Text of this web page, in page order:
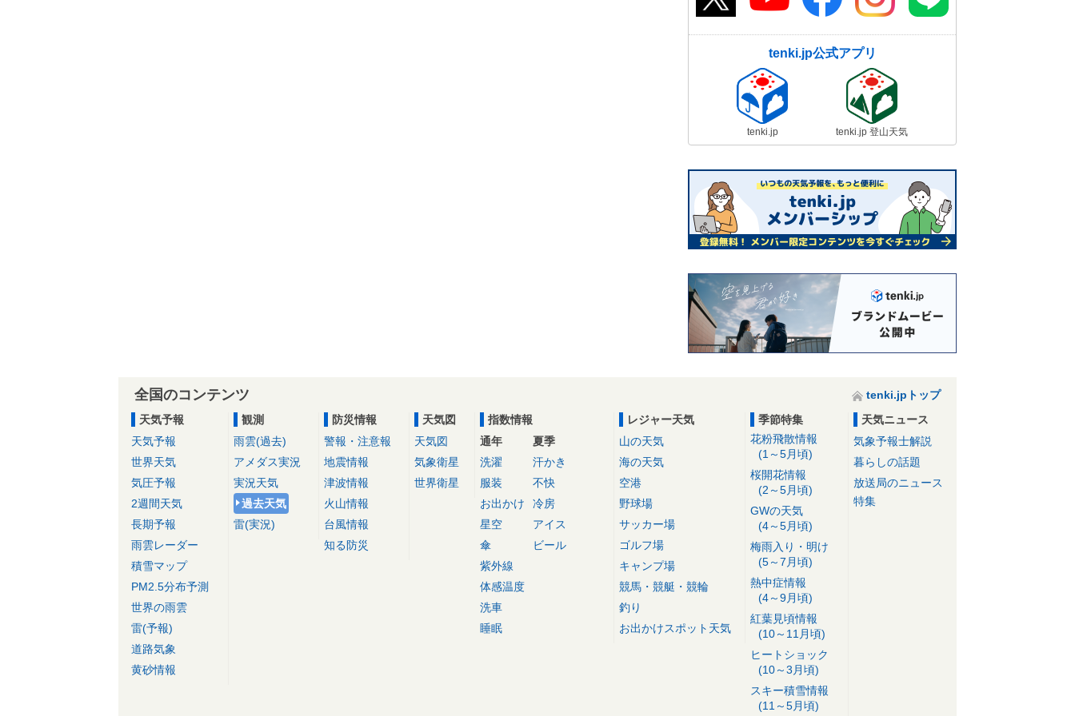
tenki.jp公式アプリ
tenki.jp tenki.jp 登山天気
全国のコンテンツ
tenki.jpトップ
天気予報
天気予報
世界天気
気圧予報
2週間天気
長期予報
雨雲レーダー
積雪マップ
PM2.5分布予測
世界の雨雲
雷(予報)
道路気象
黄砂情報
観測
雨雲(過去)
アメダス実況
実況天気
過去天気
雷(実況)
防災情報
警報・注意報
地震情報
津波情報
火山情報
台風情報
知る防災
天気図
天気図
気象衛星
世界衛星
指数情報
通年
洗濯
服装
お出かけ
星空
傘
紫外線
体感温度
洗車
睡眠
夏季
汗かき
不快
冷房
アイス
ビール
レジャー天気
山の天気
海の天気
空港
野球場
サッカー場
ゴルフ場
キャンプ場
競馬・競艇・競輪
釣り
お出かけスポット天気
季節特集
花粉飛散情報
(1～5月頃)
桜開花情報
(2～5月頃)
GWの天気
(4～5月頃)
梅雨入り・明け
(5～7月頃)
熱中症情報
(4～9月頃)
紅葉見頃情報
(10～11月頃)
ヒートショック
(10～3月頃)
スキー積雪情報
(11～5月頃)
天気ニュース
気象予報士解説
暮らしの話題
放送局のニュース
特集